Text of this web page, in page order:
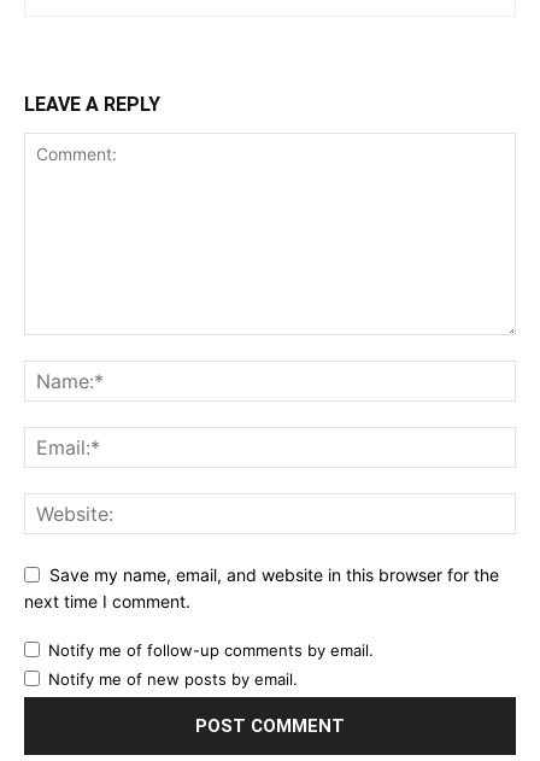
LEAVE A REPLY
Save my name, email, and website in this browser for the
next time I comment.
Notify me of follow-up comments by email.
Notify me of new posts by email.